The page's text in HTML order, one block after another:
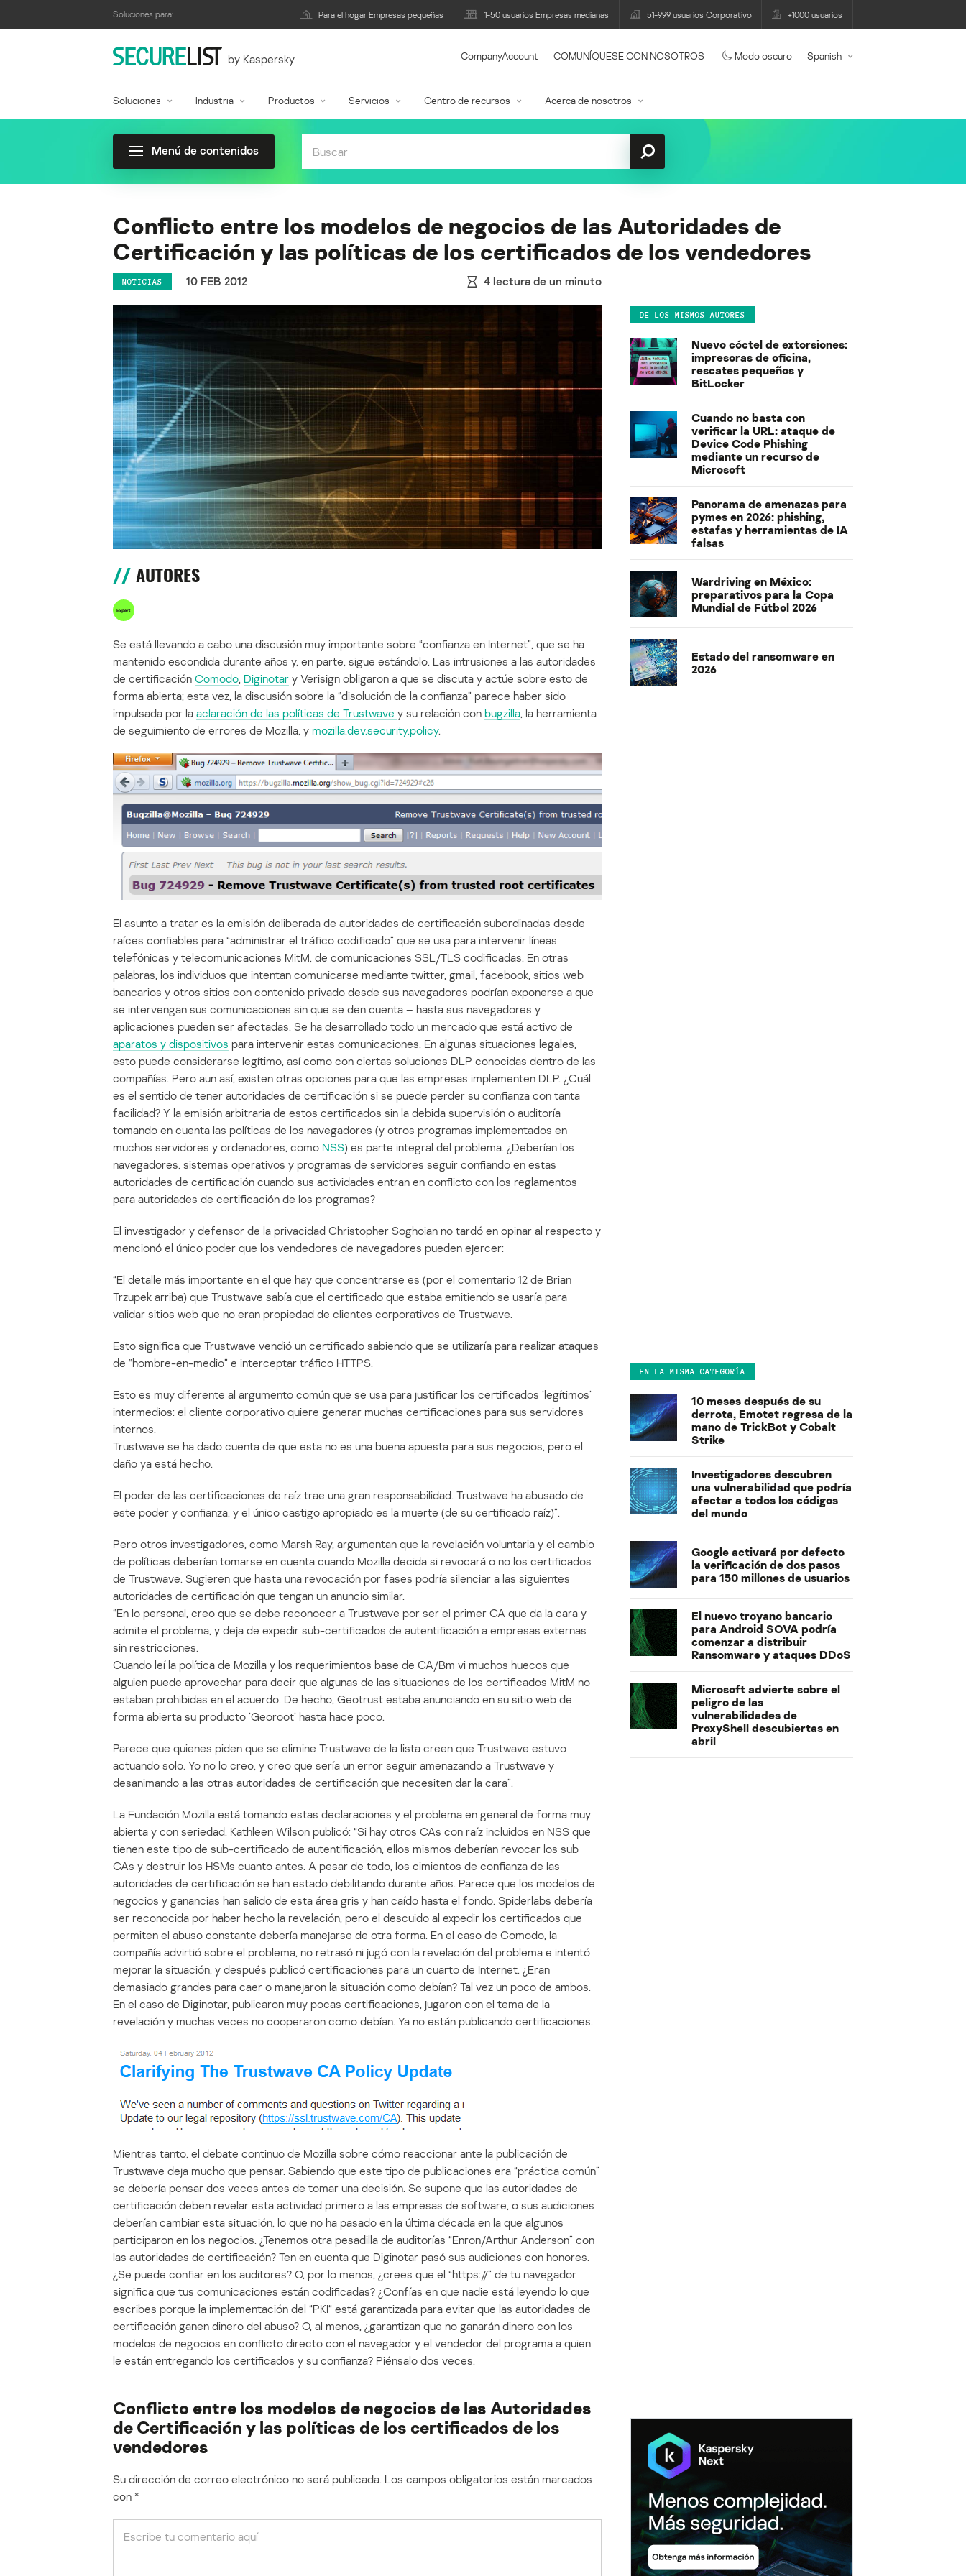
Soluciones para: Para el hogar Empresas pequeñas 1-50 usuarios Empresas medianas 51-999 usuarios Corporativo +1000 usuarios
by Kaspersky CompanyAccount COMUNÍQUESE CON NOSOTROS Modo oscuro Spanish
Soluciones Industria Productos Servicios Centro de recursos Acerca de nosotros
Menú de contenidos
Conflicto entre los modelos de negocios de las Autoridades de
Certificación y las políticas de los certificados de los vendedores
NOTICIAS 10 FEB 2012 4 lectura de un minuto
AUTORES
Se está llevando a cabo una discusión muy importante sobre “confianza en Internet”, que se ha
mantenido escondida durante años y, en parte, sigue estándolo. Las intrusiones a las autoridades
de certificación Comodo, Diginotar y Verisign obligaron a que se discuta y actúe sobre esto de
forma abierta; esta vez, la discusión sobre la “disolución de la confianza” parece haber sido
impulsada por la aclaración de las políticas de Trustwave y su relación con bugzilla, la herramienta
de seguimiento de errores de Mozilla, y mozilla.dev.security.policy.
El asunto a tratar es la emisión deliberada de autoridades de certificación subordinadas desde
raíces confiables para “administrar el tráfico codificado” que se usa para intervenir líneas
telefónicas y telecomunicaciones MitM, de comunicaciones SSL/TLS codificadas. En otras
palabras, los individuos que intentan comunicarse mediante twitter, gmail, facebook, sitios web
bancarios y otros sitios con contenido privado desde sus navegadores podrían exponerse a que
se intervengan sus comunicaciones sin que se den cuenta – hasta sus navegadores y
aplicaciones pueden ser afectadas. Se ha desarrollado todo un mercado que está activo de
aparatos y dispositivos para intervenir estas comunicaciones. En algunas situaciones legales,
esto puede considerarse legítimo, así como con ciertas soluciones DLP conocidas dentro de las
compañías. Pero aun así, existen otras opciones para que las empresas implementen DLP. ¿Cuál
es el sentido de tener autoridades de certificación si se puede perder su confianza con tanta
facilidad? Y la emisión arbitraria de estos certificados sin la debida supervisión o auditoría
tomando en cuenta las políticas de los navegadores (y otros programas implementados en
muchos servidores y ordenadores, como NSS) es parte integral del problema. ¿Deberían los
navegadores, sistemas operativos y programas de servidores seguir confiando en estas
autoridades de certificación cuando sus actividades entran en conflicto con los reglamentos
para autoridades de certificación de los programas?
El investigador y defensor de la privacidad Christopher Soghoian no tardó en opinar al respecto y
mencionó el único poder que los vendedores de navegadores pueden ejercer:
“El detalle más importante en el que hay que concentrarse es (por el comentario 12 de Brian
Trzupek arriba) que Trustwave sabía que el certificado que estaba emitiendo se usaría para
validar sitios web que no eran propiedad de clientes corporativos de Trustwave.
Esto significa que Trustwave vendió un certificado sabiendo que se utilizaría para realizar ataques
de “hombre-en-medio” e interceptar tráfico HTTPS.
Esto es muy diferente al argumento común que se usa para justificar los certificados ’legítimos’
intermedios: el cliente corporativo quiere generar muchas certificaciones para sus servidores
internos.
Trustwave se ha dado cuenta de que esta no es una buena apuesta para sus negocios, pero el
daño ya está hecho.
El poder de las certificaciones de raíz trae una gran responsabilidad. Trustwave ha abusado de
este poder y confianza, y el único castigo apropiado es la muerte (de su certificado raíz)”.
Pero otros investigadores, como Marsh Ray, argumentan que la revelación voluntaria y el cambio
de políticas deberían tomarse en cuenta cuando Mozilla decida si revocará o no los certificados
de Trustwave. Sugieren que hasta una revocación por fases podría silenciar a las siguientes
autoridades de certificación que tengan un anuncio similar.
“En lo personal, creo que se debe reconocer a Trustwave por ser el primer CA que da la cara y
admite el problema, y deja de expedir sub-certificados de autentificación a empresas externas
sin restricciones.
Cuando leí la política de Mozilla y los requerimientos base de CA/Bm vi muchos huecos que
alguien puede aprovechar para decir que algunas de las situaciones de los certificados MitM no
estaban prohibidas en el acuerdo. De hecho, Geotrust estaba anunciando en su sitio web de
forma abierta su producto ’Georoot’ hasta hace poco.
Parece que quienes piden que se elimine Trustwave de la lista creen que Trustwave estuvo
actuando solo. Yo no lo creo, y creo que sería un error seguir amenazando a Trustwave y
desanimando a las otras autoridades de certificación que necesiten dar la cara”.
La Fundación Mozilla está tomando estas declaraciones y el problema en general de forma muy
abierta y con seriedad. Kathleen Wilson publicó: “Si hay otros CAs con raíz incluidos en NSS que
tienen este tipo de sub-certificado de autentificación, ellos mismos deberían revocar los sub
CAs y destruir los HSMs cuanto antes. A pesar de todo, los cimientos de confianza de las
autoridades de certificación se han estado debilitando durante años. Parece que los modelos de
negocios y ganancias han salido de esta área gris y han caído hasta el fondo. Spiderlabs debería
ser reconocida por haber hecho la revelación, pero el descuido al expedir los certificados que
permiten el abuso constante debería manejarse de otra forma. En el caso de Comodo, la
compañía advirtió sobre el problema, no retrasó ni jugó con la revelación del problema e intentó
mejorar la situación, y después publicó certificaciones para un cuarto de Internet. ¿Eran
demasiado grandes para caer o manejaron la situación como debían? Tal vez un poco de ambos.
En el caso de Diginotar, publicaron muy pocas certificaciones, jugaron con el tema de la
revelación y muchas veces no cooperaron como debían. Ya no están publicando certificaciones.
Mientras tanto, el debate continuo de Mozilla sobre cómo reaccionar ante la publicación de
Trustwave deja mucho que pensar. Sabiendo que este tipo de publicaciones era “práctica común”
se debería pensar dos veces antes de tomar una decisión. Se supone que las autoridades de
certificación deben revelar esta actividad primero a las empresas de software, o sus audiciones
deberían cambiar esta situación, lo que no ha pasado en la última década en la que algunos
participaron en los negocios. ¿Tenemos otra pesadilla de auditorías “Enron/Arthur Anderson” con
las autoridades de certificación? Ten en cuenta que Diginotar pasó sus audiciones con honores.
¿Se puede confiar en los auditores? O, por lo menos, ¿crees que el “https://” de tu navegador
significa que tus comunicaciones están codificadas? ¿Confías en que nadie está leyendo lo que
escribes porque la implementación del “PKI“ está garantizada para evitar que las autoridades de
certificación ganen dinero del abuso? O, al menos, ¿garantizan que no ganarán dinero con los
modelos de negocios en conflicto directo con el navegador y el vendedor del programa a quien
le están entregando los certificados y su confianza? Piénsalo dos veces.
Conflicto entre los modelos de negocios de las Autoridades
de Certificación y las políticas de los certificados de los
vendedores
Su dirección de correo electrónico no será publicada. Los campos obligatorios están marcados
con *
DE LOS MISMOS AUTORES
Nuevo cóctel de extorsiones:
impresoras de oficina,
rescates pequeños y
BitLocker
Cuando no basta con
verificar la URL: ataque de
Device Code Phishing
mediante un recurso de
Microsoft
Panorama de amenazas para
pymes en 2026: phishing,
estafas y herramientas de IA
falsas
Wardriving en México:
preparativos para la Copa
Mundial de Fútbol 2026
Estado del ransomware en
2026
EN LA MISMA CATEGORÍA
10 meses después de su
derrota, Emotet regresa de la
mano de TrickBot y Cobalt
Strike
Investigadores descubren
una vulnerabilidad que podría
afectar a todos los códigos
del mundo
Google activará por defecto
la verificación de dos pasos
para 150 millones de usuarios
El nuevo troyano bancario
para Android SOVA podría
comenzar a distribuir
Ransomware y ataques DDoS
Microsoft advierte sobre el
peligro de las
vulnerabilidades de
ProxyShell descubiertas en
abril